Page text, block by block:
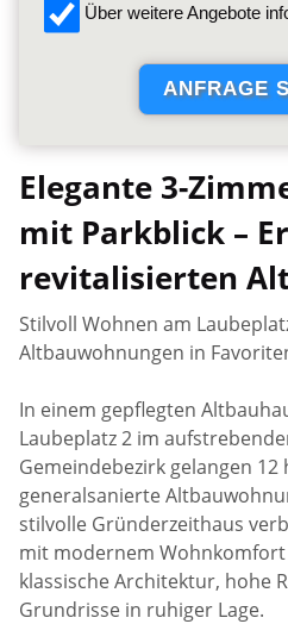
Über weitere Angebote
Elegante 3-
mit Parkblick –
revitalisierten
Stilvoll Wohnen am
Altbauwohnungen in
In einem gepflegten
Laubeplatz 2 im
Gemeindebezirk gelangen
generalsanierte
stilvolle Gründerzeithaus
mit modernem
klassische Architektur, hohe
Grundrisse in ruhiger Lage.